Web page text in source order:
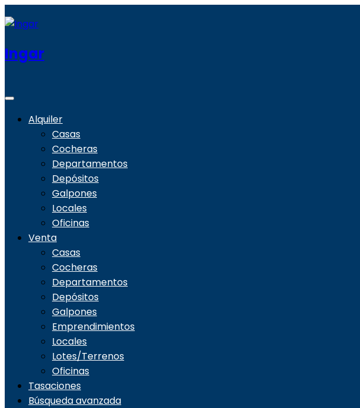
Ingar
Alquiler
Casas
Cocheras
Departamentos
Depósitos
Galpones
Locales
Oficinas
Venta
Casas
Cocheras
Departamentos
Depósitos
Galpones
Emprendimientos
Locales
Lotes/Terrenos
Oficinas
Tasaciones
Búsqueda avanzada